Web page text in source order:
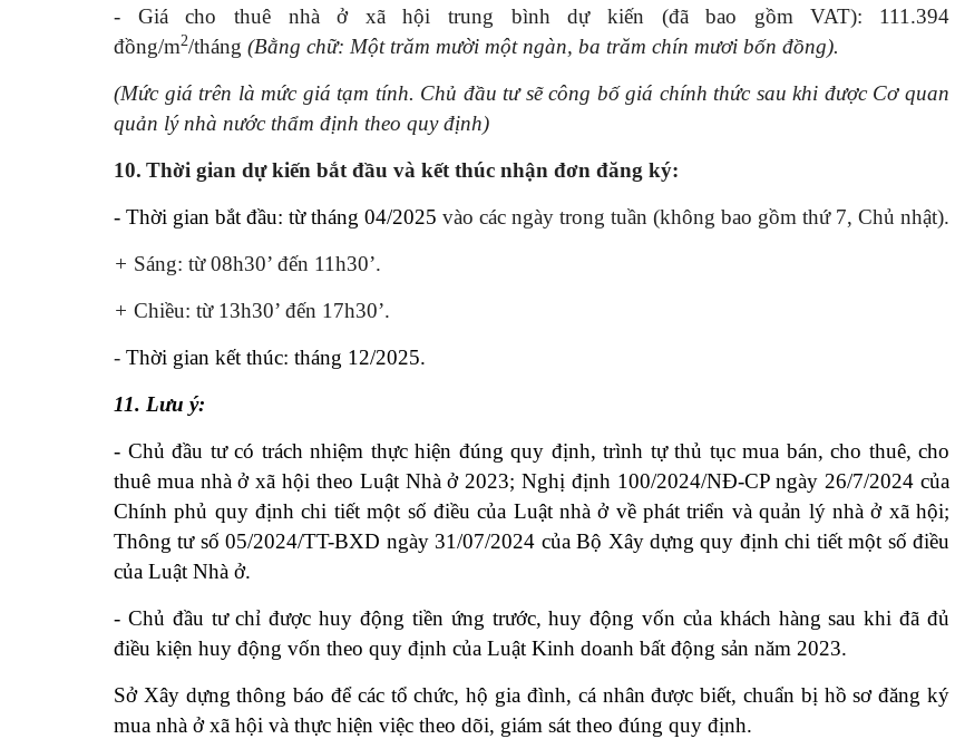
- Giá cho thuê nhà ở xã hội trung bình dự kiến (đã bao gồm VAT):
111.394
đồng/m2/tháng (Bằng chữ: Một trăm mười một ngàn, ba trăm chín mươi bốn đồng).
(Mức giá trên là mức giá tạm tính. Chủ đầu tư sẽ công bố giá chính thức sau khi được Cơ quan
quản lý nhà nước thẩm định theo quy định)
10. Thời gian dự kiến bắt đầu và kết thúc nhận đơn đăng ký:
- Thời gian bắt đầu: từ tháng 04/2025 vào các ngày trong tuần (không bao gồm thứ 7, Chủ nhật).
+ Sáng: từ 08h30’ đến 11h30’.
+ Chiều: từ 13h30’ đến 17h30’.
- Thời gian kết thúc: tháng 12/2025.
11. Lưu ý:
- Chủ đầu tư có trách nhiệm thực hiện đúng quy định, trình tự thủ tục mua bán, cho thuê, cho
thuê mua nhà ở xã hội theo Luật Nhà ở 2023; Nghị định 100/2024/NĐ-CP ngày 26/7/2024 của
Chính phủ quy định chi tiết một số điều của Luật nhà ở về phát triển và quản lý nhà ở xã hội;
Thông tư số 05/2024/TT-BXD ngày 31/07/2024 của Bộ Xây dựng quy định chi tiết một số điều
của Luật Nhà ở.
- Chủ đầu tư chỉ được huy động tiền ứng trước, huy động vốn của khách hàng sau khi đã đủ
điều kiện huy động vốn theo quy định của Luật Kinh doanh bất động sản năm 2023.
Sở Xây dựng thông báo để các tổ chức, hộ gia đình, cá nhân được biết, chuẩn bị hồ sơ đăng ký
mua nhà ở xã hội và thực hiện việc theo dõi, giám sát theo đúng quy định.